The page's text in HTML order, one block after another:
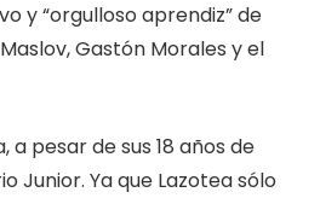
y “orgulloso aprendiz” de
Gastón Morales y el
a pesar de sus 18 años de
Junior. Ya que Lazotea sólo